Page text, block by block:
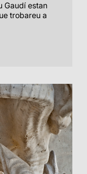
Gaudí estan
trobareu a